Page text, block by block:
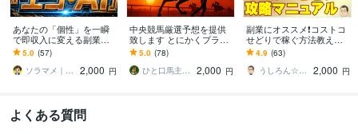
あなたの「個性」を一瞬
で即収入に変える副業教
えます 在宅｜スマホ｜自
動化｜おすすめ｜主婦｜
アドバイス｜PC苦手
5.0 (57)
ソラマメ｜お昼休みにAI副業で稼ぐ管理職
2,000 円
中央競馬厳選予想を提供
致します とにかくプラス
収支を目指している方へ
5.0 (78)
ひと口馬主の隠れ家
2,000 円
副業にオススメ❗コストコ
せどりで稼ぐ方法教えま
す ✅狙い目のジャンル✅
イチオシの商品を画像付
きで公開❗
4.9 (63)
うしろん☆ネット副業＆トレードツール制作
2,000 円
よくある質問